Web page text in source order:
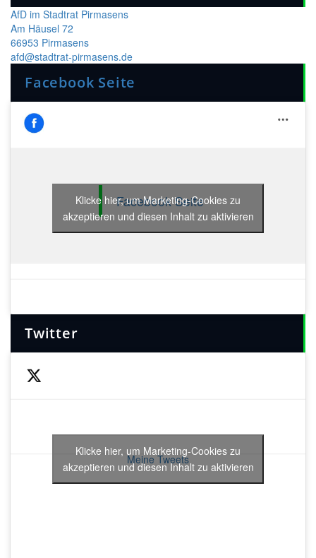
AfD im Stadtrat Pirmasens
Am Häusel 72
66953 Pirmasens
afd@stadtrat-pirmasens.de
Facebook Seite
Facebook Seite
Klicke hier, um Marketing-Cookies zu
akzeptieren und diesen Inhalt zu aktivieren
Twitter
Meine Tweets
Klicke hier, um Marketing-Cookies zu
akzeptieren und diesen Inhalt zu aktivieren